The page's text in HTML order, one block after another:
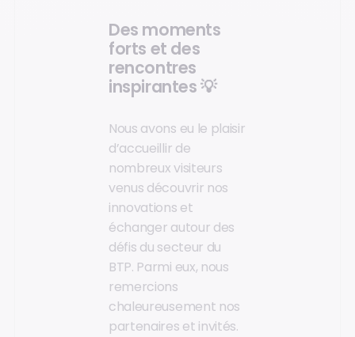
Des moments
forts et des
rencontres
inspirantes 💡
Nous avons eu le plaisir
d’accueillir de
nombreux visiteurs
venus découvrir nos
innovations et
échanger autour des
défis du secteur du
BTP. Parmi eux, nous
remercions
chaleureusement nos
partenaires et invités.